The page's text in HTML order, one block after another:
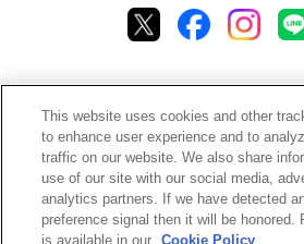
プライバシーポリシー クッキーポリシ
ご利用規約
情報セキュリ
ソーシャルメディア利用方針
This website uses cookies and other
to enhance user experience and to
traffic on our website. We also share
use of our site with our social media,
analytics partners. If we have detected
preference signal then it will be honored.
is available in our
Cookie Policy